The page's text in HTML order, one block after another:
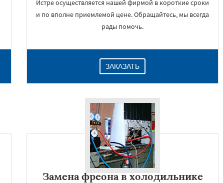
Истре осуществляется нашей фирмой в короткие сроки
и по вполне приемлемой цене. Обращайтесь, мы всегда
рады помочь.
ЗАКАЗАТЬ
Замена фреона в холодильнике
Даю согласие на обработку персональных данных